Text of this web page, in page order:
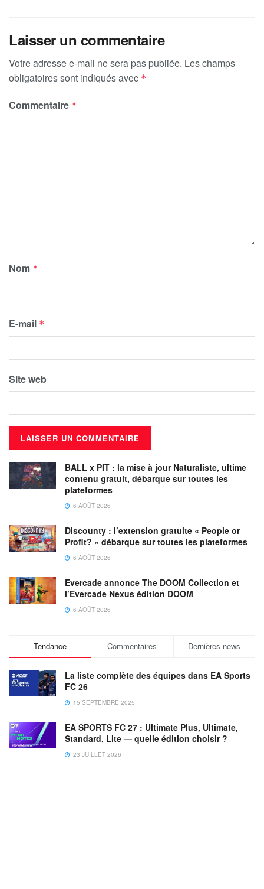
Laisser un commentaire
Votre adresse e-mail ne sera pas publiée. Les champs
obligatoires sont indiqués avec *
Commentaire *
Nom *
E-mail *
Site web
BALL x PIT : la mise à jour Naturaliste, ultime
contenu gratuit, débarque sur toutes les
plateformes
6 AOÛT 2026
Discounty : l’extension gratuite « People or
Profit? » débarque sur toutes les plateformes
6 AOÛT 2026
Evercade annonce The DOOM Collection et
l’Evercade Nexus édition DOOM
6 AOÛT 2026
Tendance Commentaires Dernières news
La liste complète des équipes dans EA Sports
FC 26
15 SEPTEMBRE 2025
EA SPORTS FC 27 : Ultimate Plus, Ultimate,
Standard, Lite — quelle édition choisir ?
23 JUILLET 2026